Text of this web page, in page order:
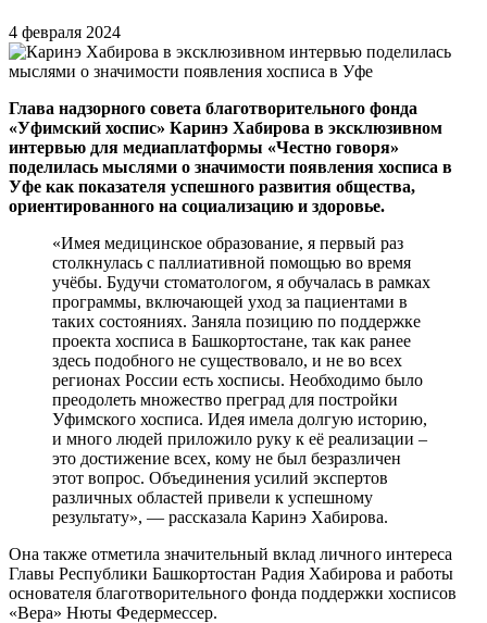
4 февраля 2024
Глава надзорного совета благотворительного фонда
«Уфимский хоспис» Каринэ Хабирова в эксклюзивном
интервью для медиаплатформы «Честно говоря»
поделилась мыслями о значимости появления хосписа в
Уфе как показателя успешного развития общества,
ориентированного на социализацию и здоровье.
«Имея медицинское образование, я первый раз
столкнулась с паллиативной помощью во время
учёбы. Будучи стоматологом, я обучалась в рамках
программы, включающей уход за пациентами в
таких состояниях. Заняла позицию по поддержке
проекта хосписа в Башкортостане, так как ранее
здесь подобного не существовало, и не во всех
регионах России есть хосписы. Необходимо было
преодолеть множество преград для постройки
Уфимского хосписа. Идея имела долгую историю,
и много людей приложило руку к её реализации –
это достижение всех, кому не был безразличен
этот вопрос. Объединения усилий экспертов
различных областей привели к успешному
результату», — рассказала Каринэ Хабирова.
Она также отметила значительный вклад личного интереса
Главы Республики Башкортостан Радия Хабирова и работы
основателя благотворительного фонда поддержки хосписов
«Вера» Нюты Федермессер.